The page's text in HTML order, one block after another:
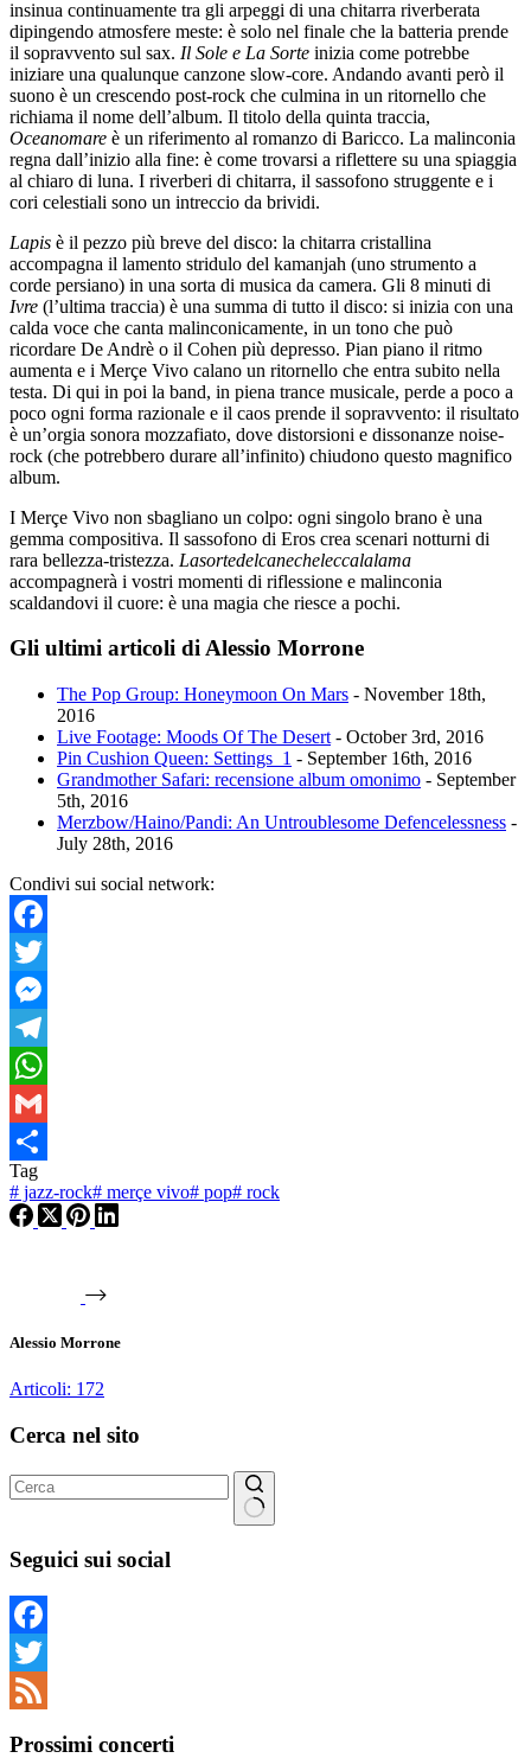
insinua continuamente tra gli arpeggi di una chitarra riverberata
dipingendo atmosfere meste: è solo nel finale che la batteria prende
il sopravvento sul sax. Il Sole e La Sorte inizia come potrebbe
iniziare una qualunque canzone slow-core. Andando avanti però il
suono è un crescendo post-rock che culmina in un ritornello che
richiama il nome dell’album. Il titolo della quinta traccia,
Oceanomare è un riferimento al romanzo di Baricco. La malinconia
regna dall’inizio alla fine: è come trovarsi a riflettere su una spiaggia
al chiaro di luna. I riverberi di chitarra, il sassofono struggente e i
cori celestiali sono un intreccio da brividi.
Lapis è il pezzo più breve del disco: la chitarra cristallina
accompagna il lamento stridulo del kamanjah (uno strumento a
corde persiano) in una sorta di musica da camera. Gli 8 minuti di
Ivre (l’ultima traccia) è una summa di tutto il disco: si inizia con una
calda voce che canta malinconicamente, in un tono che può
ricordare De Andrè o il Cohen più depresso. Pian piano il ritmo
aumenta e i Merçe Vivo calano un ritornello che entra subito nella
testa. Di qui in poi la band, in piena trance musicale, perde a poco a
poco ogni forma razionale e il caos prende il sopravvento: il risultato
è un’orgia sonora mozzafiato, dove distorsioni e dissonanze noise-
rock (che potrebbero durare all’infinito) chiudono questo magnifico
album.
I Merçe Vivo non sbagliano un colpo: ogni singolo brano è una
gemma compositiva. Il sassofono di Eros crea scenari notturni di
rara bellezza-tristezza. Lasortedelcanecheleccalalama
accompagnerà i vostri momenti di riflessione e malinconia
scaldandovi il cuore: è una magia che riesce a pochi.
Gli ultimi articoli di Alessio Morrone
The Pop Group: Honeymoon On Mars - November 18th,
2016
Live Footage: Moods Of The Desert - October 3rd, 2016
Pin Cushion Queen: Settings_1 - September 16th, 2016
Grandmother Safari: recensione album omonimo - September
5th, 2016
Merzbow/Haino/Pandi: An Untroublesome Defencelessness -
July 28th, 2016
Condivi sui social network:
Facebook
Twitter
Messenger
Telegram
WhatsApp
Gmail
Condividi
Tag
# jazz-rock# merçe vivo# pop# rock
Alessio Morrone
Articoli: 172
Cerca nel sito
risultato
Seguici sui social
Facebook
Twitter
Prossimi concerti